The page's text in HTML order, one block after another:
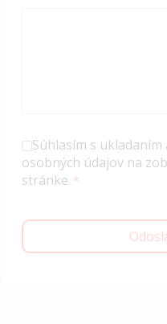
Súhlasím s
osobných údajov na
stránke